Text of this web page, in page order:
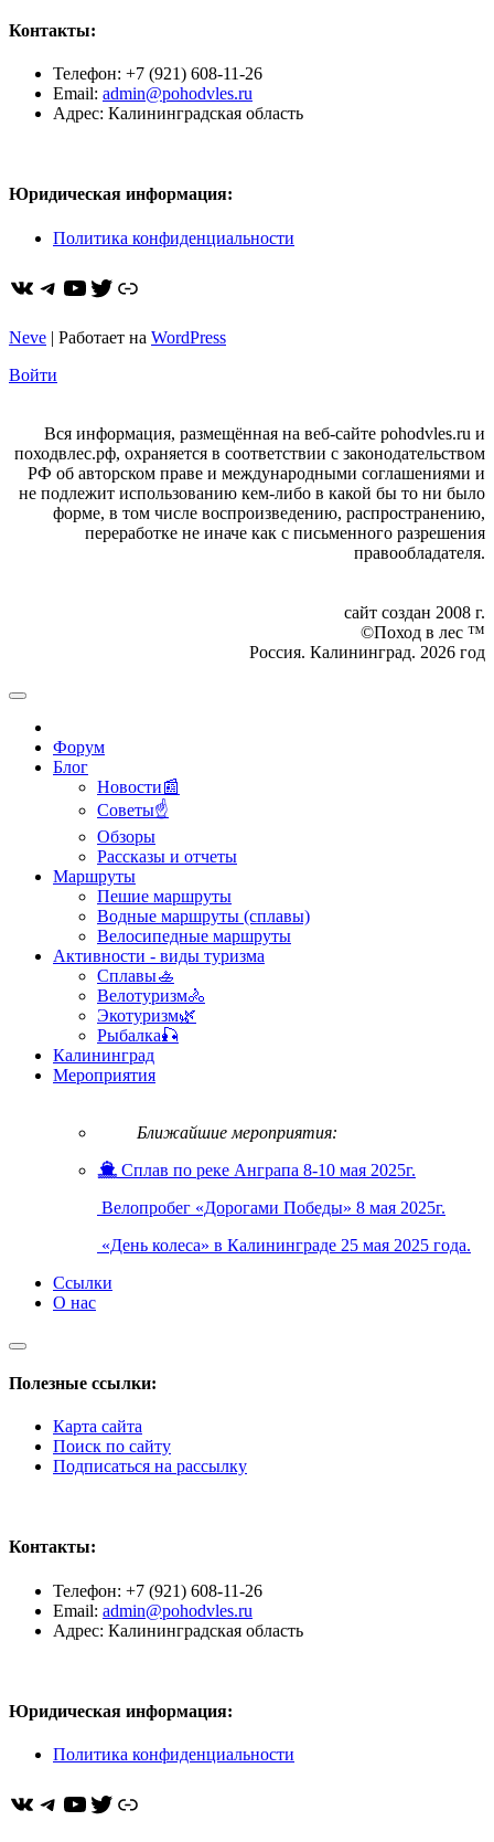
Контакты:
Телефон: +7 (921) 608-11-26
Email: admin@pohodvles.ru
Адрес: Калининградская область
Юридическая информация:
Политика конфиденциальности
ВКонтакте
Telegram
YouTube
Twitter
https://dzen.ru/pohodvles
Neve | Работает на WordPress
Войти
Вся информация, размещённая на веб-сайте pohodvles.ru и
походвлес.рф, охраняется в соответствии с законодательством
РФ об авторском праве и международными соглашениями и
не подлежит использованию кем-либо в какой бы то ни было
форме, в том числе воспроизведению, распространению,
переработке не иначе как с письменного разрешения
правообладателя.
сайт создан 2008 г.
©Поход в лес ™
Россия. Калининград. 2026 год
Форум
Блог
Новости📰
Советы☝
Обзоры
Рассказы и отчеты
Маршруты
Пешие маршруты
Водные маршруты (сплавы)
Велосипедные маршруты
Активности - виды туризма
Сплавы🚣
Велотуризм🚴
Экотуризм🌿
Рыбалка🎣
Калининград
Мероприятия
Ближайшие мероприятия:
Сплав по реке Анграпа 8-10 мая 2025г.
Велопробег «Дорогами Победы» 8 мая 2025г.
«День колеса» в Калининграде 25 мая 2025 года.
Ссылки
О нас
Полезные ссылки:
Карта сайта
Поиск по сайту
Подписаться на рассылку
Контакты:
Телефон: +7 (921) 608-11-26
Email: admin@pohodvles.ru
Адрес: Калининградская область
Юридическая информация:
Политика конфиденциальности
ВКонтакте
Telegram
YouTube
Twitter
https://dzen.ru/pohodvles